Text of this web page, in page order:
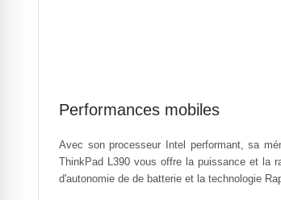
Performances mobiles
Avec son processeur Intel performant, sa
ThinkPad L390 vous offre la puissance et la
d'autonomie de de batterie et la technologie